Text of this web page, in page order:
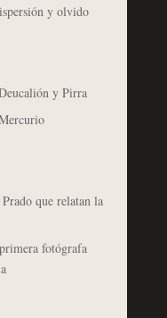
y olvido
y Pirra
que relatan la
fotógrafa